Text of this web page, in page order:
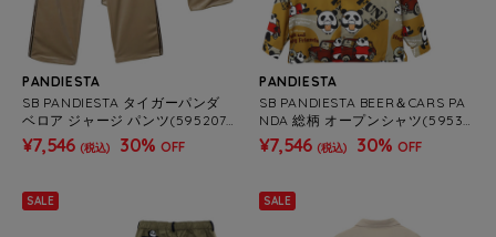
PANDIESTA
SB PANDIESTA タイガーパンダ
ベロア ジャージ パンツ(595207
MENS/WOMENS)
¥7,546 (税込) 30% OFF
PANDIESTA
SB PANDIESTA BEER＆CARS PA
NDA 総柄 オープンシャツ(59532
1 MENS)
¥7,546 (税込) 30% OFF
SALE SALE